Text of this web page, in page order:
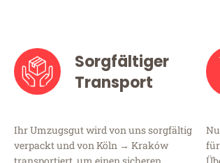
Sorgfältiger
Transport
Ihr Umzugsgut wird von uns sorgfältig
verpackt und von Köln → Kraków
transportiert, um einen sicheren